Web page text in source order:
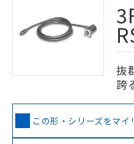
抜
誇
この形・シリーズをマイ